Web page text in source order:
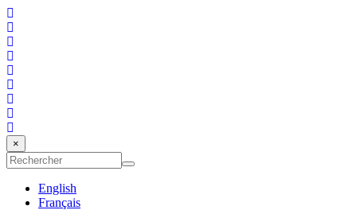
Aller au contenu principal
Formulaire de recherche
×
English
Français